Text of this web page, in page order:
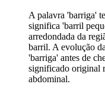
A palavra 'barriga'
significa 'barril
arredondada da
barril. A evolução
'barriga' antes de
significado original
abdominal.